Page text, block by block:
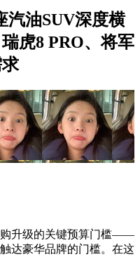
汽油SUV深度横
虎8 PRO、将军
购升级的关键预算门槛——
达豪华品牌的门槛。在这